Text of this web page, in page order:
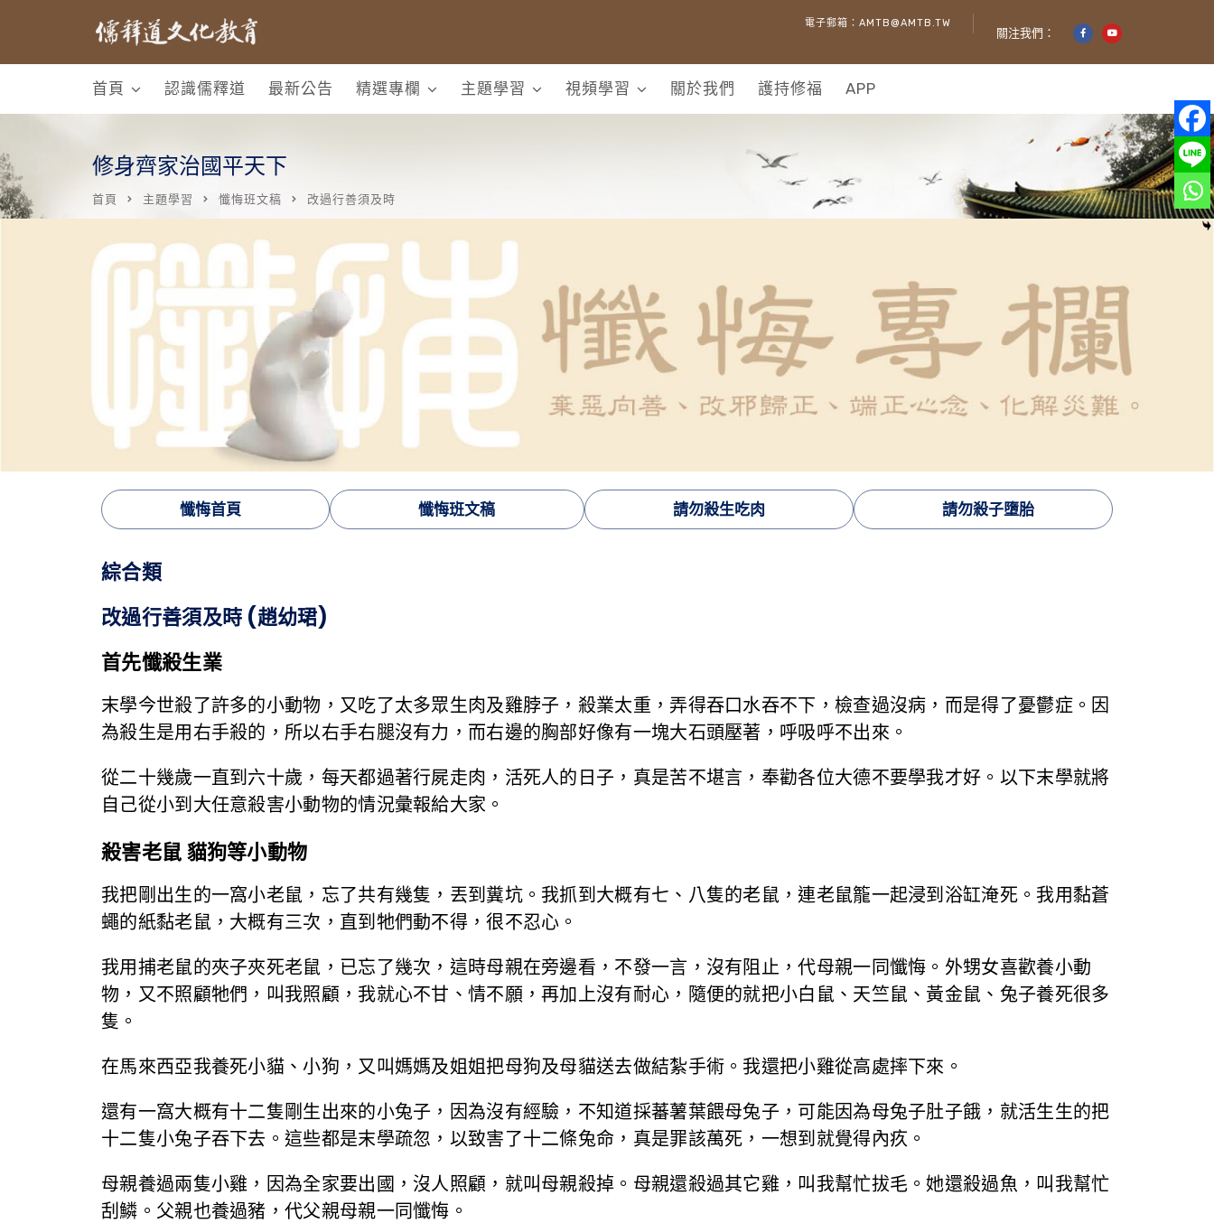
電子郵箱：AMTB@AMTB.TW
關注我們：
首頁 認識儒釋道 最新公告 精選專欄 主題學習 視頻學習 關於我們 護持修福 APP
修身齊家治國平天下
首頁 主題學習 懺悔班文稿 改過行善須及時
懺悔首頁 懺悔班文稿 請勿殺生吃肉 請勿殺子墮胎
綜合類
改過行善須及時 (趙幼珺)
首先懺殺生業
末學今世殺了許多的小動物，又吃了太多眾生肉及雞脖子，殺業太重，弄得吞口水吞不下，檢查過沒病，而是得了憂鬱症。因
為殺生是用右手殺的，所以右手右腿沒有力，而右邊的胸部好像有一塊大石頭壓著，呼吸呼不出來。
從二十幾歲一直到六十歲，每天都過著行屍走肉，活死人的日子，真是苦不堪言，奉勸各位大德不要學我才好。以下末學就將
自己從小到大任意殺害小動物的情況彙報給大家。
殺害老鼠 貓狗等小動物
我把剛出生的一窩小老鼠，忘了共有幾隻，丟到糞坑。我抓到大概有七、八隻的老鼠，連老鼠籠一起浸到浴缸淹死。我用黏蒼
蠅的紙黏老鼠，大概有三次，直到牠們動不得，很不忍心。
我用捕老鼠的夾子夾死老鼠，已忘了幾次，這時母親在旁邊看，不發一言，沒有阻止，代母親一同懺悔。外甥女喜歡養小動
物，又不照顧牠們，叫我照顧，我就心不甘、情不願，再加上沒有耐心，隨便的就把小白鼠、天竺鼠、黃金鼠、兔子養死很多
隻。
在馬來西亞我養死小貓、小狗，又叫媽媽及姐姐把母狗及母貓送去做結紮手術。我還把小雞從高處摔下來。
還有一窩大概有十二隻剛生出來的小兔子，因為沒有經驗，不知道採蕃薯葉餵母兔子，可能因為母兔子肚子餓，就活生生的把
十二隻小兔子吞下去。這些都是末學疏忽，以致害了十二條兔命，真是罪該萬死，一想到就覺得內疚。
母親養過兩隻小雞，因為全家要出國，沒人照顧，就叫母親殺掉。母親還殺過其它雞，叫我幫忙拔毛。她還殺過魚，叫我幫忙
刮鱗。父親也養過豬，代父親母親一同懺悔。